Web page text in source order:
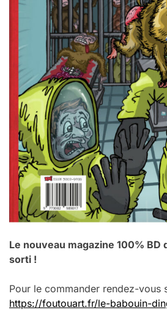
Le nouveau magazine 100% BD
sorti !
Pour le commander rendez-vous
https://foutouart.fr/le-babouin-